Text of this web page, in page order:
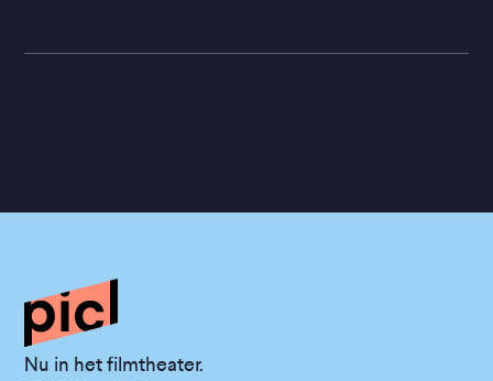
Nu in het filmtheater.